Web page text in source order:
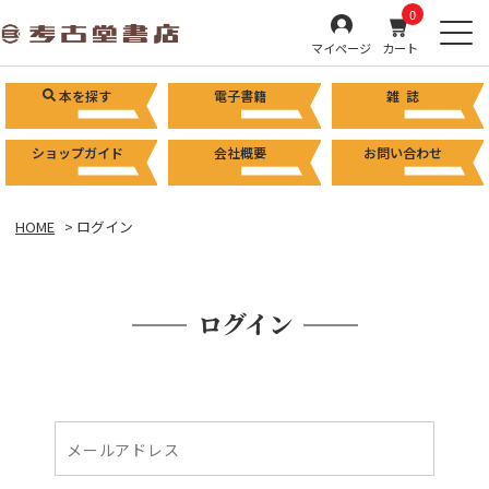
マイページ カート
0
本を探す 電子書籍 雑 誌
ショップガイド 会社概要 お問い合わせ
HOME ログイン
ログイン